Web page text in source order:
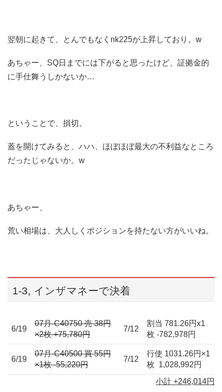
翌朝に起きて、とんでもなくnk225が上昇しており。w
あちゃー、SQ日までには下がると思ったけど、証拠金的
に手仕舞うしかないか…
ということで、損切。
蓋を開けてみると、ハハ、ほぼほぼ最大の不利益なところ
だったじゃないか。w
あちゃー、
荒い相場は、大人しくポジションを持たない方がいいね。
1-3, インザマネーで決着
6/19
07月-C40750 売 38円
×2枚 +75,780円
7/12
割当 781.26円x1
枚 -782,978円
6/19
07月-C40500 買 55円
×1枚 -55,220円
7/12
行使 1031.26円×1
枚 1,028,992円
小計 +246,014円